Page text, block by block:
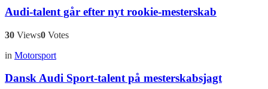
Audi-talent går efter nyt rookie-mesterskab
30 Views0 Votes
in Motorsport
Dansk Audi Sport-talent på mesterskabsjagt